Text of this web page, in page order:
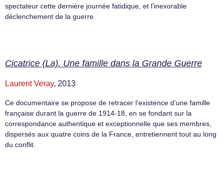
spectateur cette dernière journée fatidique, et l’inexorable
déclenchement de la guerre.
Cicatrice (La). Une famille dans la Grande Guerre
Laurent Veray, 2013
Ce documentaire se propose de retracer l’existence d’une famille
française durant la guerre de 1914-18, en se fondant sur la
correspondance authentique et exceptionnelle que ses membres,
dispersés aux quatre coins de la France, entretiennent tout au long
du conflit.